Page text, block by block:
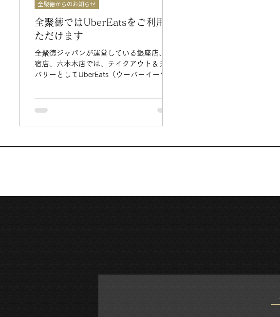
全聚徳ではUberEatsをご利用い
ただけます
全聚徳ジャパンが運営している銀座店、新
宿店、六本木店では、テイクアウト＆デリ
バリーとしてUberEats（ウーバーイーツ）
店舗のUberEatsはこちらからオーダーをお
全聚徳からのお知らせ